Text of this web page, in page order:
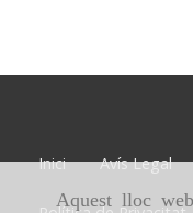
Aquest lloc
Inici Avís Legal